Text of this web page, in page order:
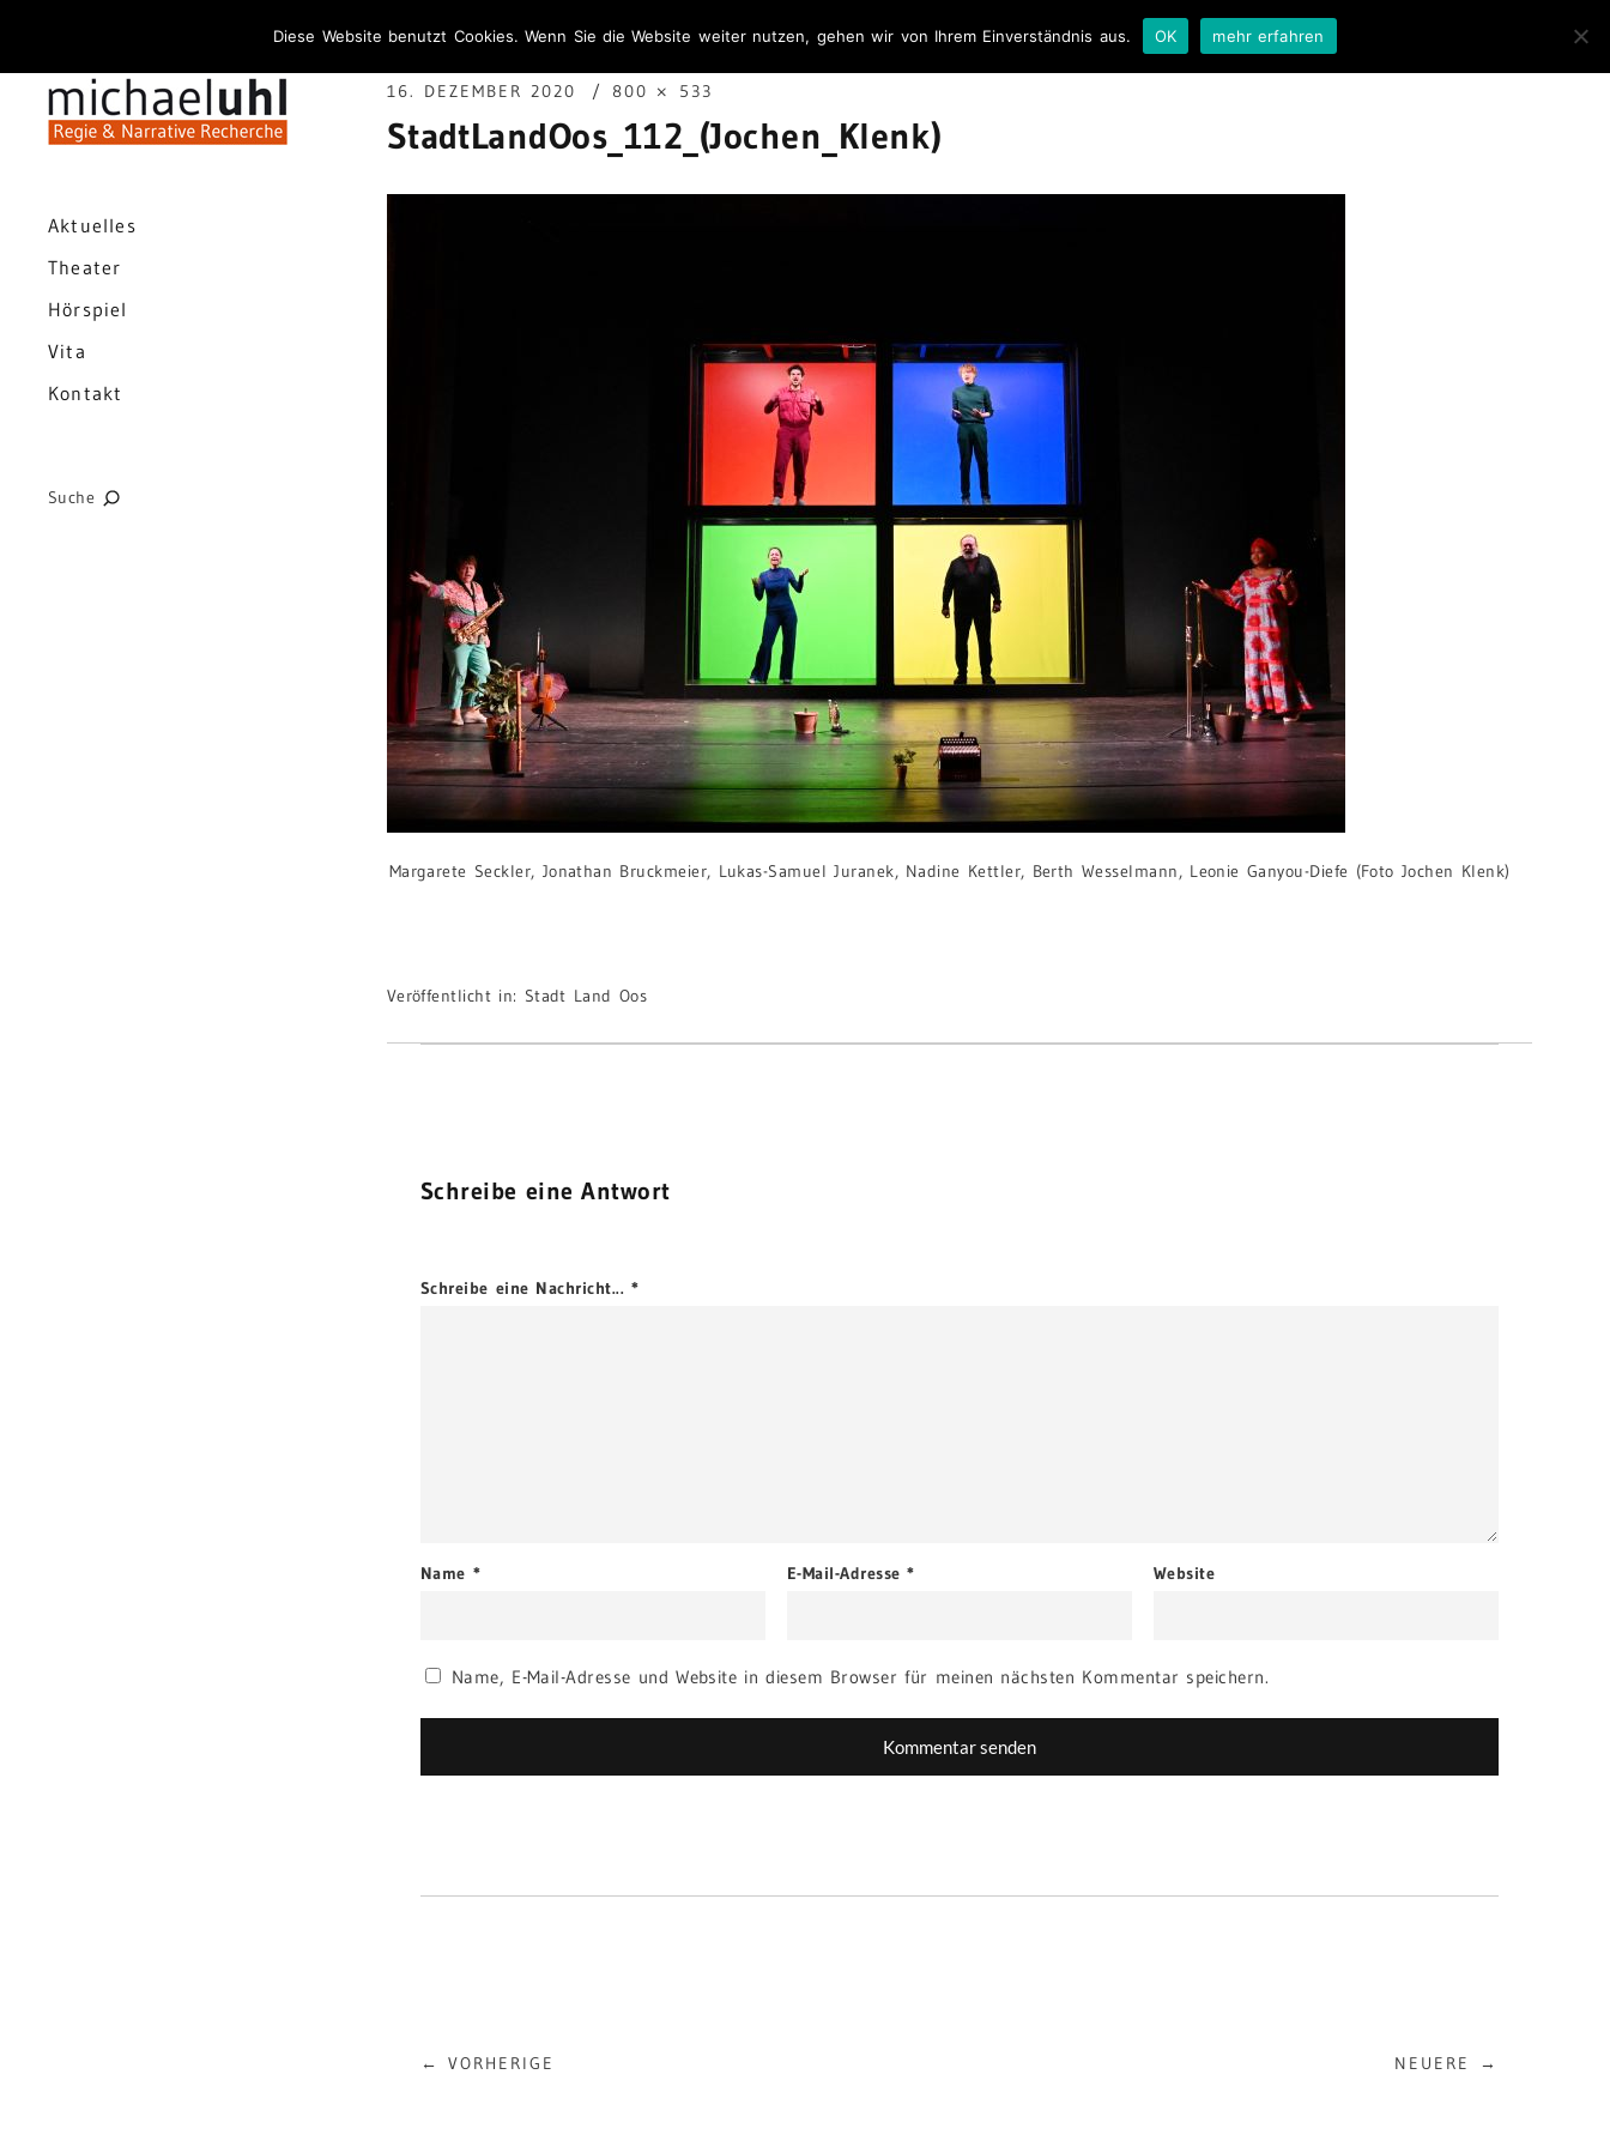
Aktuelles
Theater
Hörspiel
Vita
Kontakt
Suche
16. DEZEMBER 2020 800 × 533
StadtLandOos_112_(Jochen_Klenk)
Margarete Seckler, Jonathan Bruckmeier, Lukas-Samuel Juranek, Nadine Kettler, Berth Wesselmann, Leonie Ganyou-Diefe (Foto Jochen Klenk)
Veröffentlicht in: Stadt Land Oos
Schreibe eine Antwort
Schreibe eine Nachricht...*
Name * E-Mail-Adresse* Website
Name, E-Mail-Adresse und Website in diesem Browser für meinen nächsten Kommentar speichern.
← VORHERIGE NEUERE →
Diese Website benutzt Cookies. Wenn Sie die Website weiter nutzen, gehen wir von Ihrem Einverständnis aus. OK mehr erfahren